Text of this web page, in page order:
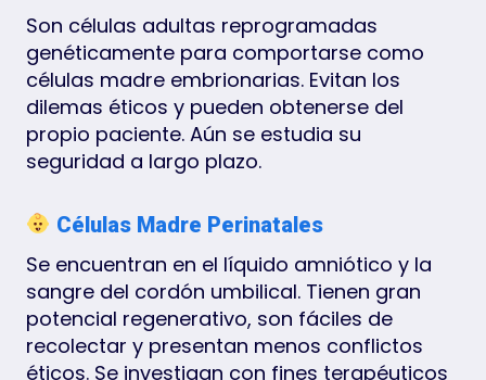
Son células adultas reprogramadas
genéticamente para comportarse como
células madre embrionarias. Evitan los
dilemas éticos y pueden obtenerse del
propio paciente. Aún se estudia su
seguridad a largo plazo.
Células Madre Perinatales
Se encuentran en el líquido amniótico y la
sangre del cordón umbilical. Tienen gran
potencial regenerativo, son fáciles de
recolectar y presentan menos conflictos
éticos. Se investigan con fines terapéuticos